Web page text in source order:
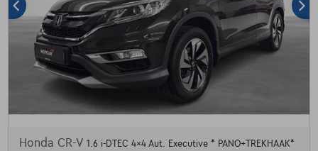
Honda CR-V 1.6 i-DTEC 4x4 Aut. Executive * PANO+TREKHAAK*